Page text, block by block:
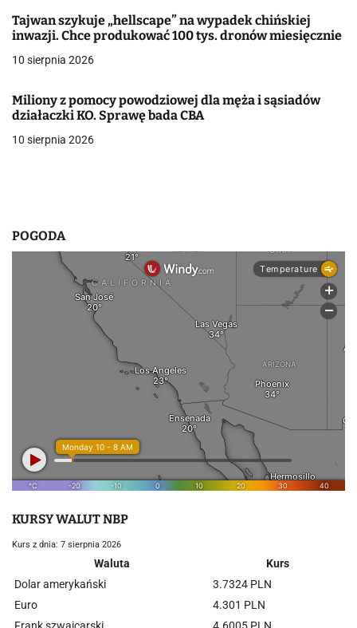
w
p
i
s
Tajwan szykuje „hellscape” na wypadek chińskiej
inwazji. Chce produkować 100 tys. dronów miesięcznie
10 sierpnia 2026
Miliony z pomocy powodziowej dla męża i sąsiadów
działaczki KO. Sprawę bada CBA
10 sierpnia 2026
POGODA
KURSY WALUT NBP
Kurs z dnia: 7 sierpnia 2026
Waluta
Kurs
Dolar amerykański
3.7324 PLN
Euro
4.301 PLN